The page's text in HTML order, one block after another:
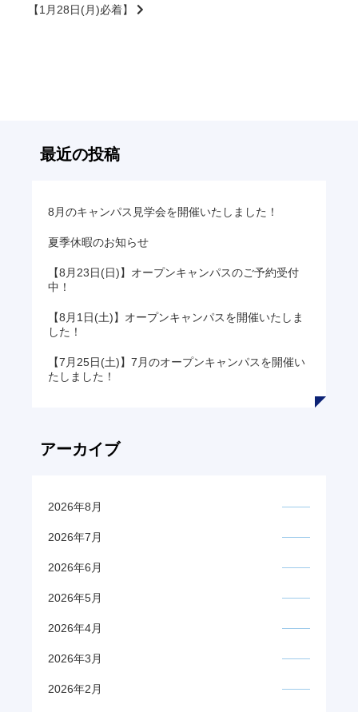
【1月28日(月)必着】
最近の投稿
8月のキャンパス見学会を開催いたしました！
夏季休暇のお知らせ
【8月23日(日)】オープンキャンパスのご予約受付
中！
【8月1日(土)】オープンキャンパスを開催いたしま
した！
【7月25日(土)】7月のオープンキャンパスを開催い
たしました！
アーカイブ
2026年8月
2026年7月
2026年6月
2026年5月
2026年4月
2026年3月
2026年2月